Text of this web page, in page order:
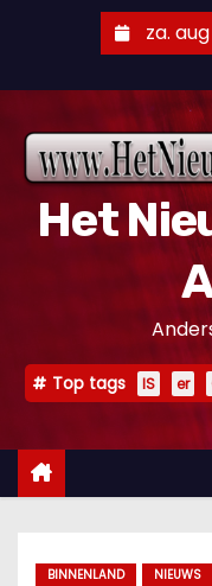
n
za.
Het
Top tags IS er
BINNENLAND NIEUWS